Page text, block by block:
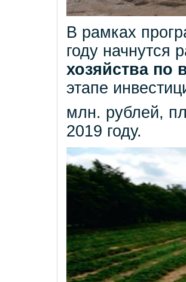
В рамках
году начнутся
хозяйства по
этапе
млн. рублей,
2019 году.